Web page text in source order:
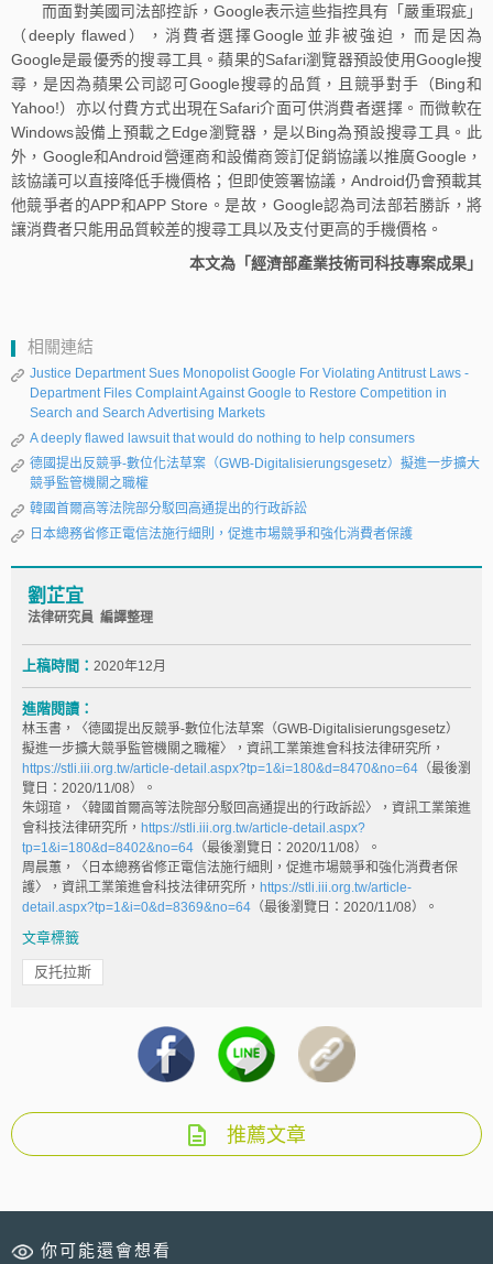
而面對美國司法部控訴，Google表示這些指控具有「嚴重瑕疵」
（deeply flawed），消費者選擇Google並非被強迫，而是因為
Google是最優秀的搜尋工具。蘋果的Safari瀏覽器預設使用Google搜
尋，是因為蘋果公司認可Google搜尋的品質，且競爭對手（Bing和
Yahoo!）亦以付費方式出現在Safari介面可供消費者選擇。而微軟在
Windows設備上預載之Edge瀏覽器，是以Bing為預設搜尋工具。此
外，Google和Android營運商和設備商簽訂促銷協議以推廣Google，
該協議可以直接降低手機價格；但即使簽署協議，Android仍會預載其
他競爭者的APP和APP Store。是故，Google認為司法部若勝訴，將
讓消費者只能用品質較差的搜尋工具以及支付更高的手機價格。
本文為「經濟部產業技術司科技專案成果」
相關連結
Justice Department Sues Monopolist Google For Violating Antitrust Laws -
Department Files Complaint Against Google to Restore Competition in
Search and Search Advertising Markets
A deeply flawed lawsuit that would do nothing to help consumers
德國提出反競爭-數位化法草案（GWB-Digitalisierungsgesetz）擬進一步擴大
競爭監管機關之職權
韓國首爾高等法院部分駁回高通提出的行政訴訟
日本總務省修正電信法施行細則，促進市場競爭和強化消費者保護
劉芷宜
法律研究員 編譯整理
上稿時間： 2020年12月
進階閱讀：
林玉書，〈德國提出反競爭-數位化法草案（GWB-Digitalisierungsgesetz）
擬進一步擴大競爭監管機關之職權〉，資訊工業策進會科技法律研究所，
https://stli.iii.org.tw/article-detail.aspx?tp=1&i=180&d=8470&no=64 （最後瀏
覽日：2020/11/08）。
朱翊瑄，〈韓國首爾高等法院部分駁回高通提出的行政訴訟〉，資訊工業策進
會科技法律研究所， https://stli.iii.org.tw/article-detail.aspx?
tp=1&i=180&d=8402&no=64 （最後瀏覽日：2020/11/08）。
周晨蕙，〈日本總務省修正電信法施行細則，促進市場競爭和強化消費者保
護〉，資訊工業策進會科技法律研究所， https://stli.iii.org.tw/article-
detail.aspx?tp=1&i=0&d=8369&no=64 （最後瀏覽日：2020/11/08）。
文章標籤
反托拉斯
推薦文章
你可能還會想看